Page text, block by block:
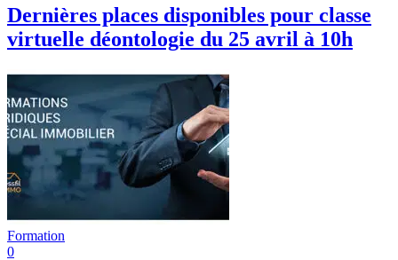
Dernières places disponibles pour classe
virtuelle déontologie du 25 avril à 10h
Formation
0